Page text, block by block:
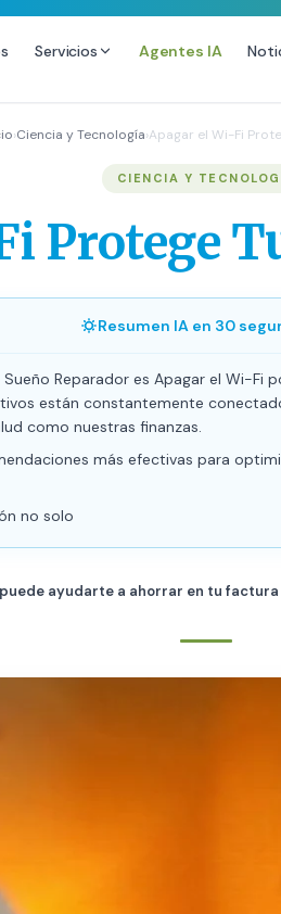
Servicios Agentes IA
Diseño Web Premium
›Ciencia y Tecnología›Apagar el Wi-Fi
CIENCIA Y
Protege
Resumen IA en 30
Reparador es Apagar el Wi-Fi
están constantemente
como nuestras finanzas.
más efectivas para
no solo
ayudarte a ahorrar en tu